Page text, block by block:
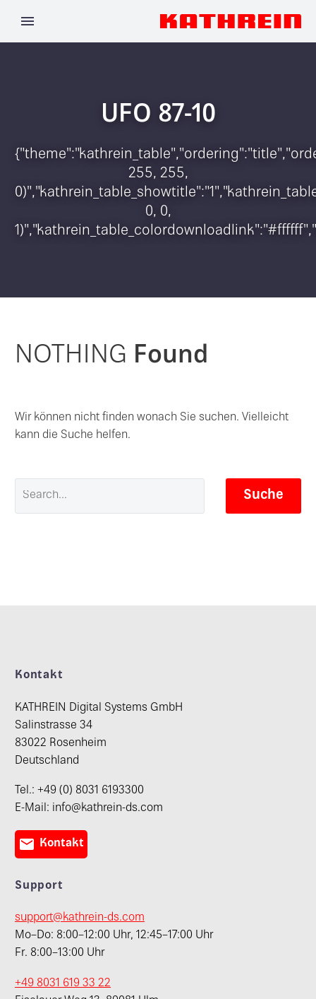
UFO 87-10
255, 255,
0, 0,
NOTHING Found
Wir können nicht finden wonach Sie suchen. Vielleicht
kann die Suche helfen.
Suche
Kontakt
KATHREIN Digital Systems GmbH
Salinstrasse 34
83022 Rosenheim
Deutschland
Tel.: +49 (0) 8031 6193300
E-Mail: info@kathrein-ds.com
 Kontakt
Support
support@kathrein-ds.com
Mo–Do: 8:00–12:00 Uhr, 12:45–17:00 Uhr
Fr. 8:00–13:00 Uhr
+49 8031 619 33 22